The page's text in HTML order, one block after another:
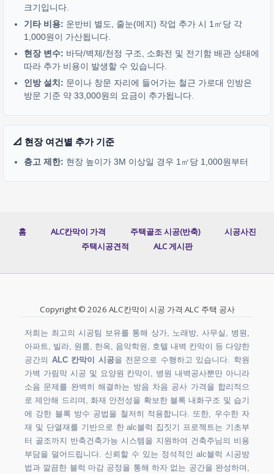
크기입니다.
기타 비용: 운반비 별도, 줄눈(메지) 작업 추가 시 1㎡당 각
1,000원이 가산됩니다.
현장 변수: 바닥/벽체/천정 구조, 소화전 및 전기함 배관 상태에
따라 추가 비용이 발생할 수 있습니다.
인방 설치: 문이나 창문 자리에 들어가는 철근 가로대 인방은
방문 기준 약 33,000원의 요금이 추가됩니다.
📐 현장 여건별 추가 기준
층고 제한: 현장 높이가 3M 이상일 경우 1㎡당 1,000원부터
홈 ALC칸막이 가격 주택골조 시공(반축)
시공사진
주택시공견적
ALC 게시판
Copyright © 2026 ALC칸막이 시공 가격 ALC 주택 공사
저희는 최고의 시공팀 보유를 통해 상가, 노래방, 사무실, 병원,
아파트, 빌라, 원룸, 한옥, 음악학원, 호텔 내벽 칸막이 등 다양한
공간의 ALC 칸막이 시공을 전문으로 수행하고 있습니다. 학원
가벽 가림막 시공 및 요양원 칸막이, 병원 내벽공사뿐만 아니라
소음 문제를 완벽히 해결하는 방음 차음 공사 가격을 합리적으
로 제안해 드리며, 화재 안전성을 확보한 블록 내화구조 및 습기
에 강한 블록 방수 공법을 철저히 적용합니다. 또한, 우수한 자
재 및 단열재를 기반으로 한 alc블럭 집짓기 프로젝트는 기초부
터 골조까지 반축건축가능 시스템을 지원하여 건축주님의 비용
부담을 덜어드립니다. 신뢰할 수 있는 정석적인 alc블럭 시공방
법과 깔끔한 블럭 마감 공정을 통해 하자 없는 공간을 완성하며,